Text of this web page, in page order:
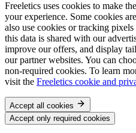
Freeletics uses cookies to make
your experience. Some cookies
also use cookies or tracking
this data is shared with our
improve our offers, and display
our partner websites. You can
non-required cookies. To learn
visit the Freeletics cookie and
Accept all cookies
Accept only required cookies